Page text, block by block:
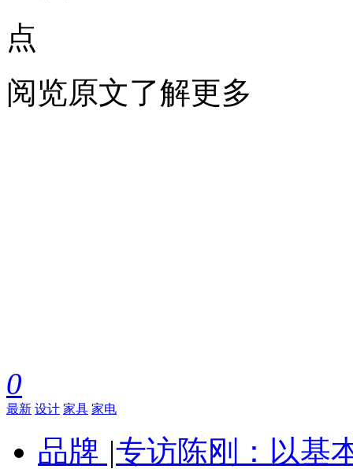
点
阅览原文了解更多
0
最新 设计 家具 家电
品牌 |专访陈刚：以基